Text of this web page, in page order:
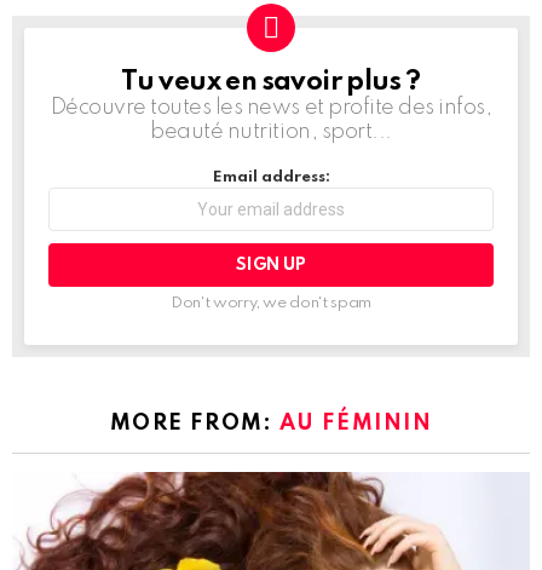
NEWSLETTERTu veux en savoir plus ?
Découvre toutes les news et profite des infos,
beauté nutrition, sport...
Email address:
Don't worry, we don't spam
MORE FROM: AU FÉMININ